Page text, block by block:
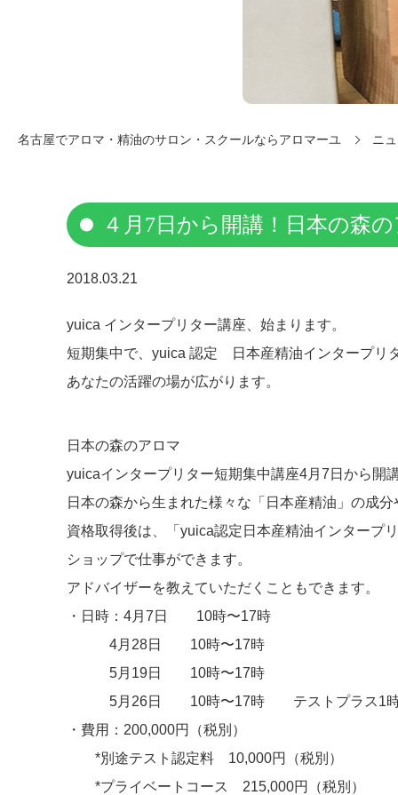
名古屋でアロマ・精油のサロン・スクールならアロマーユ ニ
４月7日から開講！日本の森
2018.03.21
yuica インタープリター講座、始まります。
短期集中で、yuica 認定 日本産精油インタープリ
あなたの活躍の場が広がります。
日本の森のアロマ
yuicaインタープリター短期集中講座4月7日から開
日本の森から生まれた様々な「日本産精油」の成
資格取得後は、「yuica認定日本産精油インタープ
ショップで仕事ができます。
アドバイザーを教えていただくこともできます。
・日時：4月7日 10時〜17時
4月28日 10時〜17時
5月19日 10時〜17時
5月26日 10時〜17時 テストプラス1
・費用：200,000円（税別）
*別途テスト認定料 10,000円（税別）
*プライベートコース 215,000円（税別）